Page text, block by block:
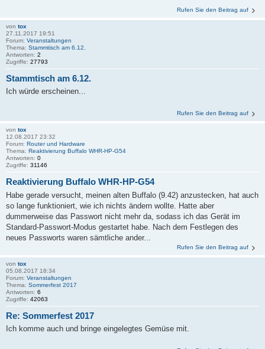
Rufen Sie den Beitrag auf
von tox
27.11.2017 19:51
Forum: Veranstaltungen
Thema: Stammtisch am 6.12.
Antworten: 2
Zugriffe: 27793
Stammtisch am 6.12.
Ich würde erscheinen...
Rufen Sie den Beitrag auf
von tox
12.08.2017 23:32
Forum: Router und Hardware
Thema: Reaktivierung Buffalo WHR-HP-G54
Antworten: 0
Zugriffe: 31146
Reaktivierung Buffalo WHR-HP-G54
Habe gerade versucht, meinen alten Buffalo (9.42) anzustecken, hat auch
so lange funktioniert, wie ich nichts ändern wollte. Hatte aber
dummerweise das Passwort nicht mehr da, sodass ich das Gerät im
Standard-Passwort-Modus gestartet habe. Nach dem Festlegen des
neues Passworts waren sämtliche ander...
Rufen Sie den Beitrag auf
von tox
05.08.2017 18:34
Forum: Veranstaltungen
Thema: Sommerfest 2017
Antworten: 6
Zugriffe: 42063
Re: Sommerfest 2017
Ich komme auch und bringe eingelegtes Gemüse mit.